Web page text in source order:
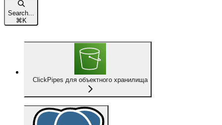
Search...
⌘ K
ClickPipes для объектного хранилища